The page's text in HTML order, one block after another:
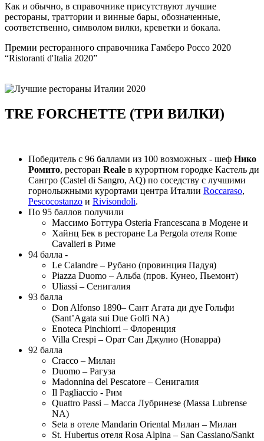
Как и обычно, в справочнике присутствуют лучшие
рестораны, траттории и винные бары, обозначенные,
соответственно, символом вилки, креветки и бокала.
Премии ресторанного справочника Гамберо Россо 2020
“Ristoranti d'Italia 2020”
TRE FORCHETTE (ТРИ ВИЛКИ)
Победитель с 96 баллами из 100 возможных - шеф Нико
Ромито, ресторан Reale в курортном городке Кастель ди
Сангро (Castel di Sangro, AQ) по соседству с лучшими
горнолыжными курортами центра Италии Roccaraso,
Pescocostanzo и Rivisondoli.
По 95 баллов получили
Массимо Боттура Osteria Francescana в Модене и
Хайнц Бек в ресторане La Pergola отеля Rome
Cavalieri в Риме
94 балла -
Le Calandre – Рубано (провинция Падуя)
Piazza Duomo – Альба (пров. Кунео, Пьемонт)
Uliassi – Сенигалия
93 балла
Don Alfonso 1890– Сант Агата ди дуе Гольфи
(Sant’Agata sui Due Golfi NA)
Enoteca Pinchiorri – Флоренция
Villa Crespi – Орат Сан Джулио (Новарра)
92 балла
Cracco – Милан
Duomo – Рагуза
Madonnina del Pescatore – Сенигалия
Il Pagliaccio - Рим
Quattro Passi – Масса Лубринезе (Massa Lubrense
NA)
Seta в отеле Mandarin Oriental Милан – Милан
St. Hubertus отеля Rosa Alpina – San Cassiano/Sankt